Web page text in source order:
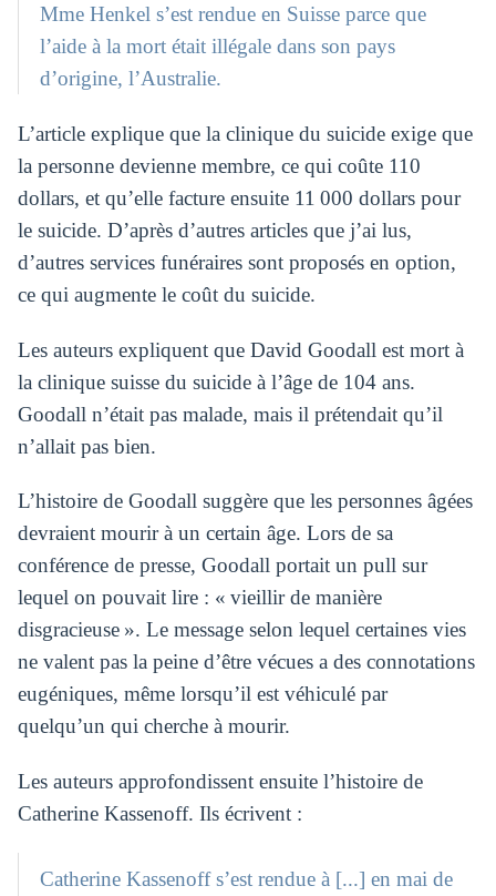
Mme Henkel s’est rendue en Suisse parce que
l’aide à la mort était illégale dans son pays
d’origine, l’Australie.
L’article explique que la clinique du suicide exige que
la personne devienne membre, ce qui coûte 110
dollars, et qu’elle facture ensuite 11 000 dollars pour
le suicide. D’après d’autres articles que j’ai lus,
d’autres services funéraires sont proposés en option,
ce qui augmente le coût du suicide.
Les auteurs expliquent que David Goodall est mort à
la clinique suisse du suicide à l’âge de 104 ans.
Goodall n’était pas malade, mais il prétendait qu’il
n’allait pas bien.
L’histoire de Goodall suggère que les personnes âgées
devraient mourir à un certain âge. Lors de sa
conférence de presse, Goodall portait un pull sur
lequel on pouvait lire : « vieillir de manière
disgracieuse ». Le message selon lequel certaines vies
ne valent pas la peine d’être vécues a des connotations
eugéniques, même lorsqu’il est véhiculé par
quelqu’un qui cherche à mourir.
Les auteurs approfondissent ensuite l’histoire de
Catherine Kassenoff. Ils écrivent :
Catherine Kassenoff s’est rendue à [...] en mai de